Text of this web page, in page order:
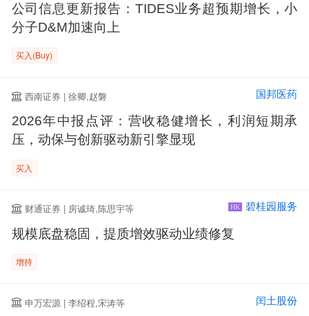
公司信息更新报告：TIDES业务超预期增长，小
分子D&M加速向上
买入(Buy)
西南证券 | 徐卿,赵磐 国邦医药
2026年中报点评：营收稳健增长，利润短期承
压，动保与创新驱动新引擎显现
买入
财通证券 | 房诚琦,陈思宇等 HK 碧桂园服务
规模底盘稳固，提质增效驱动业绩修复
增持
申万宏源 | 李绍程,宋涛等 闰土股份